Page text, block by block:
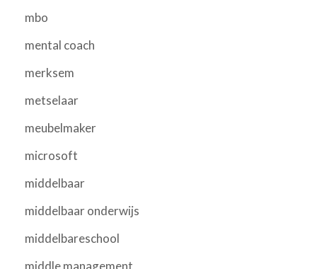
mbo
mental coach
merksem
metselaar
meubelmaker
microsoft
middelbaar
middelbaar onderwijs
middelbareschool
middle management